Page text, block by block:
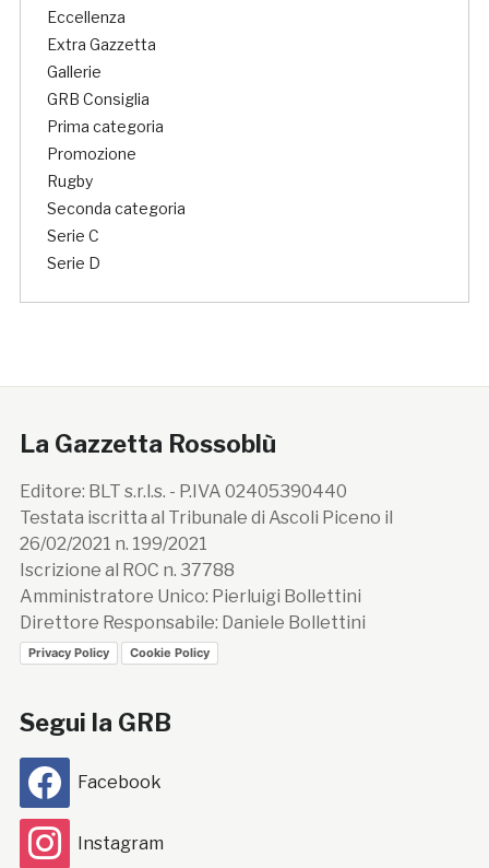
Eccellenza
Extra Gazzetta
Gallerie
GRB Consiglia
Prima categoria
Promozione
Rugby
Seconda categoria
Serie C
Serie D
La Gazzetta Rossoblù
Editore: BLT s.r.l.s. - P.IVA 02405390440
Testata iscritta al Tribunale di Ascoli Piceno il
26/02/2021 n. 199/2021
Iscrizione al ROC n. 37788
Amministratore Unico: Pierluigi Bollettini
Direttore Responsabile: Daniele Bollettini
Privacy Policy Cookie Policy
Segui la GRB
Facebook
Instagram